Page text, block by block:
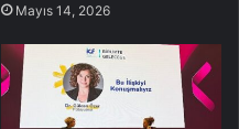
Mayıs 14, 2026